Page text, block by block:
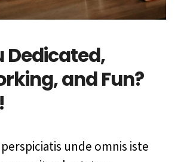
Dedicated,
and Fun?
unde omnis iste